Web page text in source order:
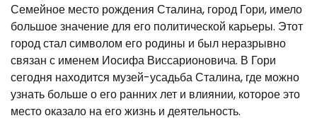
Семейное место рождения Сталина, город Гори, имело
большое значение для его политической карьеры. Этот
город стал символом его родины и был неразрывно
связан с именем Иосифа Виссарионовича. В Гори
сегодня находится музей-усадьба Сталина, где можно
узнать больше о его ранних лет и влиянии, которое это
место оказало на его жизнь и деятельность.